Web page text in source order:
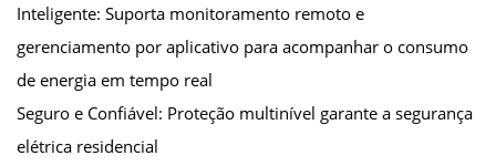
Inteligente: Suporta monitoramento remoto e
gerenciamento por aplicativo para acompanhar o consumo
de energia em tempo real
Seguro e Confiável: Proteção multinível garante a segurança
elétrica residencial